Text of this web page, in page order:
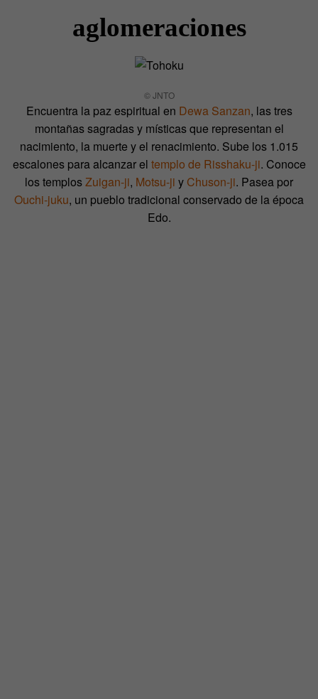
aglomeraciones
© JNTO
Encuentra la paz espiritual en Dewa Sanzan, las tres
montañas sagradas y místicas que representan el
nacimiento, la muerte y el renacimiento. Sube los 1.015
escalones para alcanzar el templo de Risshaku-ji. Conoce
los templosZuigan-ji, Motsu-ji y Chuson-ji. Pasea por
Ouchi-juku, un pueblo tradicional conservado de la época
Edo.